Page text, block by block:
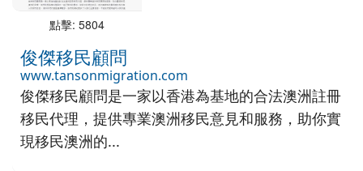
點擊: 5804
俊傑移民顧問
www.tansonmigration.com
俊傑移民顧問是一家以香港為基地的合法澳洲註冊
移民代理，提供專業澳洲移民意見和服務，助你實
現移民澳洲的...